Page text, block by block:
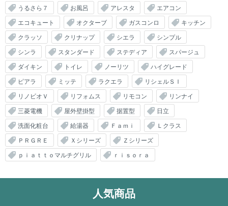
うるさら７
お風呂 アレスタ
エアコン
エコキュート
オクターブ ガスコンロ
キッチン
クラッソ
クリナップ シエラ
シンプル
シンラ
スタンダード ステディア
スパージュ
ダイキン
トイレ ノーリツ
ハイグレード
ピアラ
ミッテ ラクエラ
リシェルＳＩ
リノビオＶ
リフォムス リモコン
リンナイ
三菱電機
屋外壁掛型 据置型
日立
洗面化粧台
給湯器 Ｆａｍｉ
Ｌクラス
ＰＲＧＲＥ
Ｘシリーズ
Ｚシリーズ
ｐｉａｔｔｏマルチグリル
ｒｉｓｏｒａ
人気商品